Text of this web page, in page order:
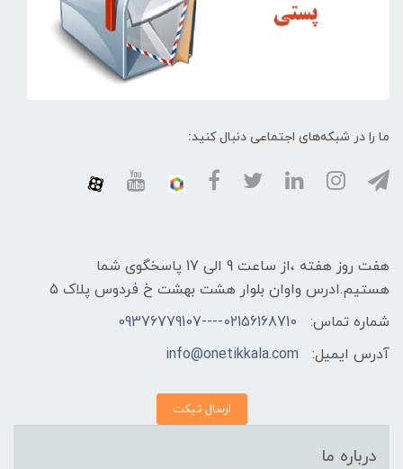
ما را در شبکه‌های اجتماعی دنبال کنید:
هفت روز هفته ،از ساعت 9 الی 17 پاسخگوی شما
هستیم.ادرس واوان بلوار هشت بهشت خ فردوس پلاک 5
شماره تماس:
02156168710----09376779107
آدرس ایمیل:
info@onetikkala.com
ارسال تیکت
درباره ما